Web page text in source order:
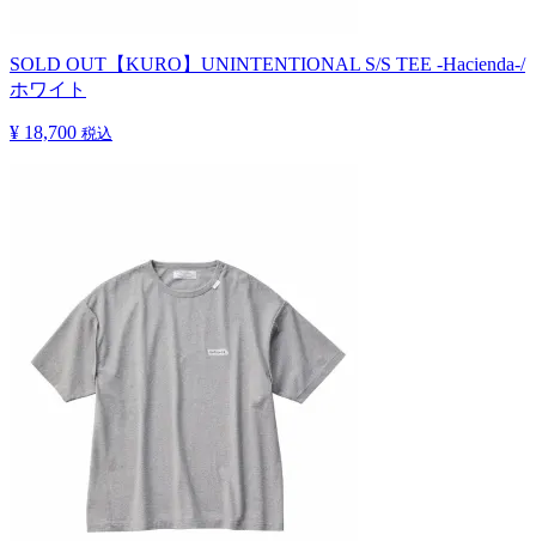
SOLD OUT 【KURO】UNINTENTIONAL S/S TEE -Hacienda-/
ホワイト
¥ 18,700 税込